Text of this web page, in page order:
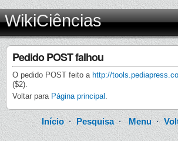
WikiCiências
Pedido POST falhou
O pedido POST feito a http://
($2).
Voltar para Página principal .
Início·Pesquisa· Menu·